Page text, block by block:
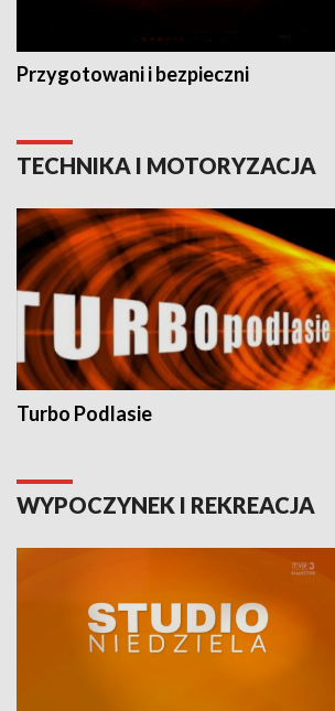
Przygotowani i bezpieczni
TECHNIKA I MOTORYZACJA
Turbo Podlasie
WYPOCZYNEK I REKREACJA